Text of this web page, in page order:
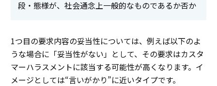
段・態様が、社会通念上一般的なものであるか否か
1つ目の要求内容の妥当性については、例えば以下のよ
うな場合に「妥当性がない」として、その要求はカスタ
マーハラスメントに該当する可能性が高くなります。イ
メージとしては“言いがかり”に近いタイプです。